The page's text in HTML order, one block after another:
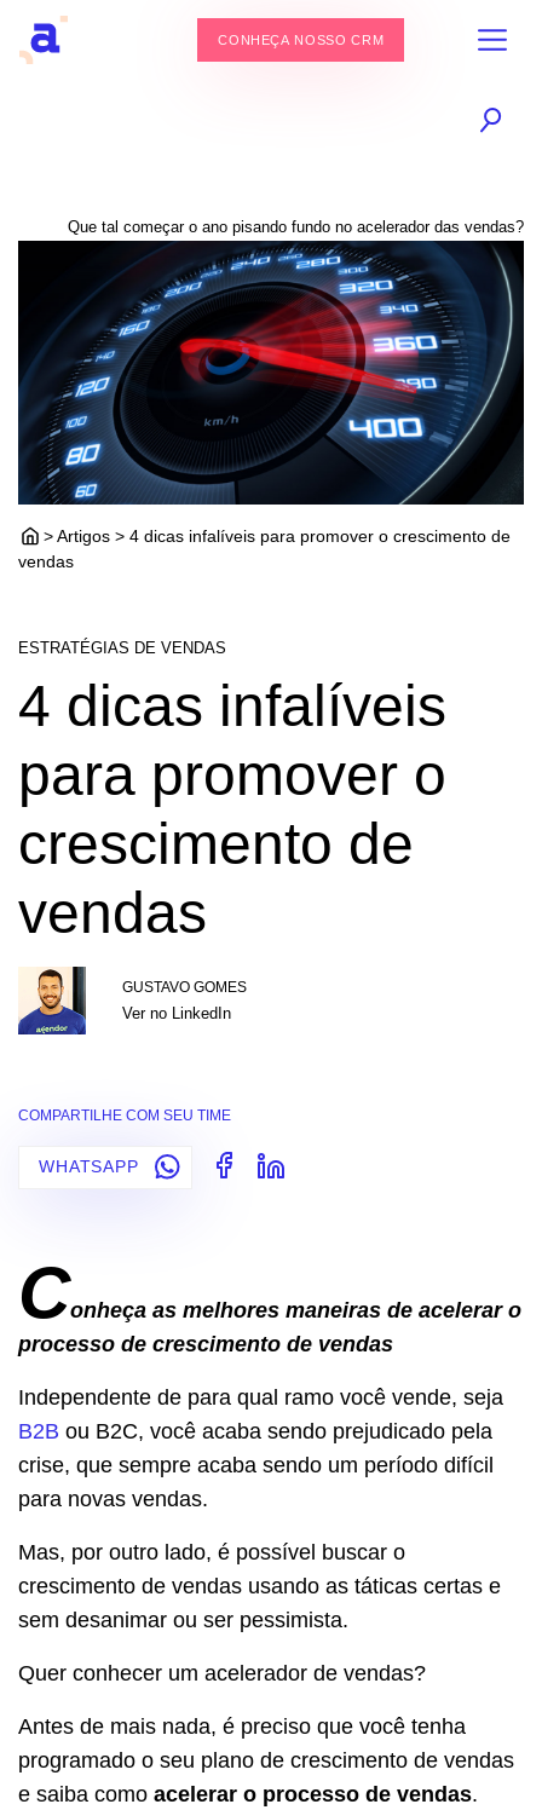
CONHEÇA NOSSO CRM
> Artigos > 4 dicas infalíveis para promover o crescimento de
vendas
ESTRATÉGIAS DE VENDAS
4 dicas infalíveis
para promover o
crescimento de
vendas
GUSTAVO GOMES
Ver no LinkedIn
COMPARTILHE COM SEU TIME
WHATSAPP
Que tal começar o ano pisando fundo no acelerador das vendas?
Conheça as melhores maneiras de acelerar o
processo de crescimento de vendas
Independente de para qual ramo você vende, seja
B2B ou B2C, você acaba sendo prejudicado pela
crise, que sempre acaba sendo um período difícil
para novas vendas.
Mas, por outro lado, é possível buscar o
crescimento de vendas usando as táticas certas e
sem desanimar ou ser pessimista.
Quer conhecer um acelerador de vendas?
Antes de mais nada, é preciso que você tenha
programado o seu plano de crescimento de vendas
e saiba como acelerar o processo de vendas.